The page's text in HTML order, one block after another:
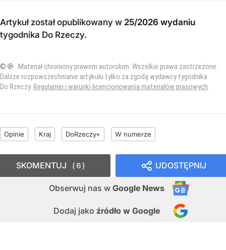
Artykuł został opublikowany w 25/2026 wydaniu
tygodnika Do Rzeczy.
© ℗ Materiał chroniony prawem autorskim. Wszelkie prawa zastrzeżone.
Dalsze rozpowszechnianie artykułu tylko za zgodą wydawcy tygodnika
Do Rzeczy. Regulamin i warunki licencjonowania materiałów prasowych
Opinie Kraj DoRzeczy+ W numerze
UDOSTĘPNIJ
Obserwuj nas w Google News
Dodaj jako źródło w Google
SKOMENTUJ 6